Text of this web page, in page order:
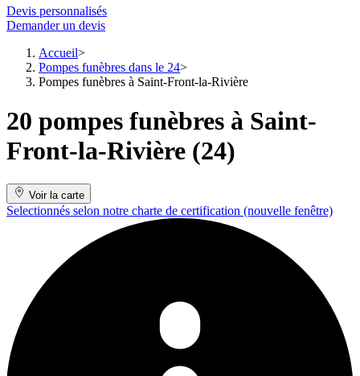
Devis personnalisés
Demander un devis
Accueil
Pompes funèbres dans le 24
Pompes funèbres à Saint-Front-la-Rivière
20 pompes funèbres à Saint-
Front-la-Rivière (24)
Voir la carte
Selectionnés selon notre charte de certification (nouvelle fenêtre)